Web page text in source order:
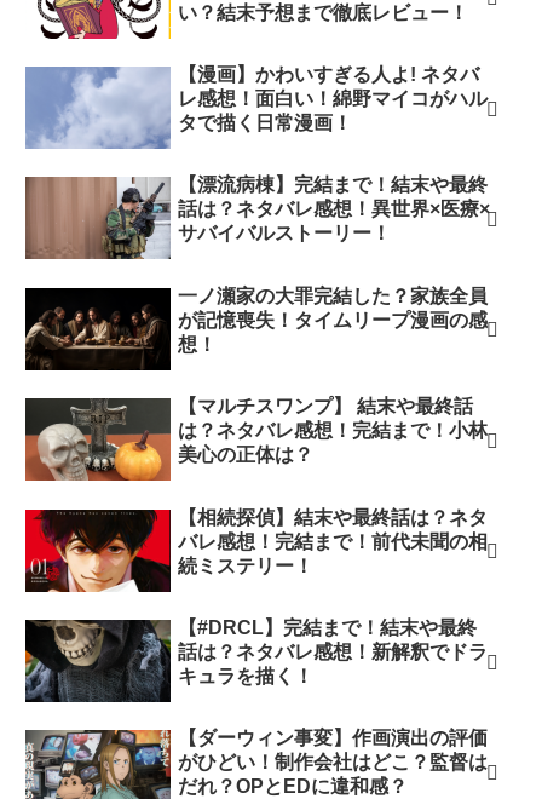
い？結末予想まで徹底レビュー！
【漫画】かわいすぎる人よ! ネタバ
レ感想！面白い！綿野マイコがハル
タで描く日常漫画！
【漂流病棟】完結まで！結末や最終
話は？ネタバレ感想！異世界×医療×
サバイバルストーリー！
一ノ瀬家の大罪完結した？家族全員
が記憶喪失！タイムリープ漫画の感
想！
【マルチスワンプ】 結末や最終話
は？ネタバレ感想！完結まで！小林
美心の正体は？
【相続探偵】結末や最終話は？ネタ
バレ感想！完結まで！前代未聞の相
続ミステリー！
【#DRCL】完結まで！結末や最終
話は？ネタバレ感想！新解釈でドラ
キュラを描く！
【ダーウィン事変】作画演出の評価
がひどい！制作会社はどこ？監督は
だれ？OPとEDに違和感？